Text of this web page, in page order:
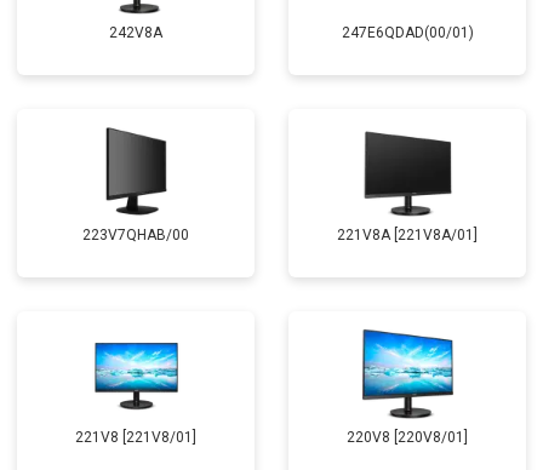
242V8A 247E6QDAD(00/01)
223V7QHAB/00 221V8A [221V8A/01]
221V8 [221V8/01] 220V8 [220V8/01]